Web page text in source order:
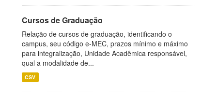
Cursos de Graduação
Relação de cursos de graduação, identificando o
campus, seu código e-MEC, prazos mínimo e máximo
para integralização, Unidade Acadêmica responsável,
qual a modalidade de...
CSV